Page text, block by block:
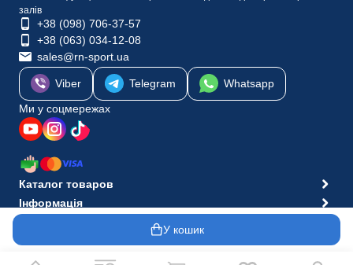
У кошик
залів
+38 (098) 706-37-57
+38 (063) 034-12-08
sales@rn-sport.ua
Viber Telegram
Whatsapp
Ми у соцмережах
Каталог товаров
Інформація